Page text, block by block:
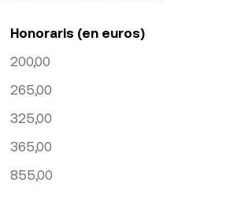
Honoraris (en euros)
200,00
265,00
325,00
365,00
855,00